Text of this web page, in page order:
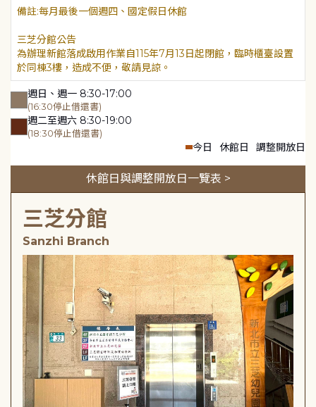
每月最後一個週四、國定假日休館
三芝分館公告
為辦理新館落成啟用作業自115年7月13日起閉館，臨時櫃臺設置
於同棟3樓，造成不便，敬請見諒。
週日、週一 8:30-17:00
(16:30停止借還書)
週二至週六 8:30-19:00
(18:30停止借還書)
今日 休館日 調整開放日
休館日與調整開放日一覽表 >
三芝分館
Sanzhi Branch